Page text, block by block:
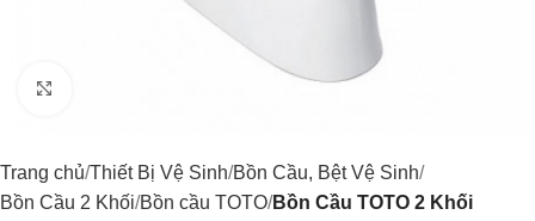
Trang chủ Thiết Bị Vệ Sinh Bồn Cầu, Bệt Vệ Sinh
Bồn Cầu 2 Khối Bồn cầu TOTO Bồn Cầu TOTO 2 Khối